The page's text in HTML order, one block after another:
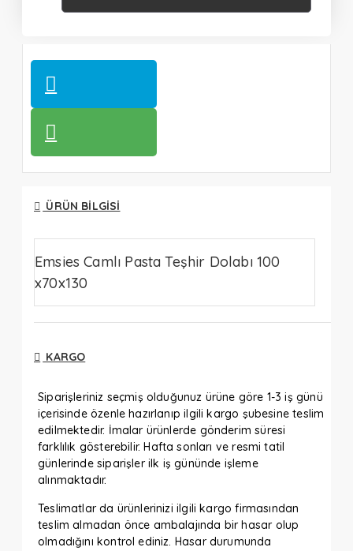
ÜRÜN BILGISI
Emsies Camlı Pasta Teşhir Dolabı 100
x70x130
KARGO
Siparişleriniz seçmiş olduğunuz ürüne göre 1-3 iş günü
içerisinde özenle hazırlanıp ilgili kargo şubesine teslim
edilmektedir. İmalar ürünlerde gönderim süresi
farklılık gösterebilir. Hafta sonları ve resmi tatil
günlerinde siparişler ilk iş gününde işleme
alınmaktadır.
Teslimatlar da ürünlerinizi ilgili kargo firmasından
teslim almadan önce ambalajında bir hasar olup
olmadığını kontrol ediniz. Hasar durumunda